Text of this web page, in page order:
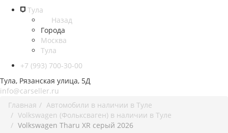
Тула
Назад
Города
Москва
Тула
+7 (993) 700-30-00
Тула, Рязанская улица, 5Д
info@carseller.ru
Главная
Автомобили в наличии в Туле
Volkswagen (Фольксваген) в наличии в Туле
Volkswagen Tharu XR серый 2026